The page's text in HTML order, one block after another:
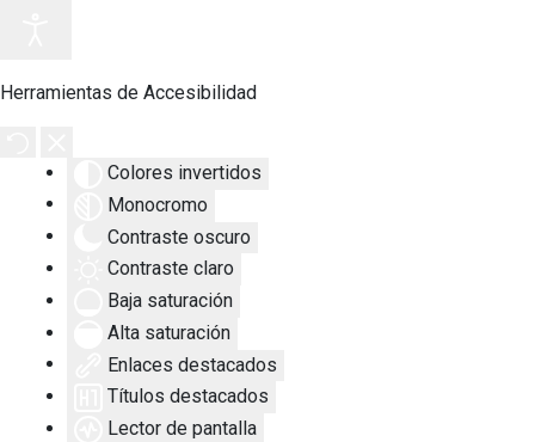
Herramientas de Accesibilidad
Colores invertidos
Monocromo
Contraste oscuro
Contraste claro
Baja saturación
Alta saturación
Enlaces destacados
Títulos destacados
Lector de pantalla